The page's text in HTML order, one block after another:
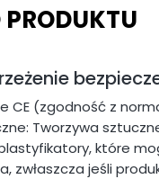
PRODUKTU
CE (zgodność z
Tworzywa
które
zwłaszcza jeśli